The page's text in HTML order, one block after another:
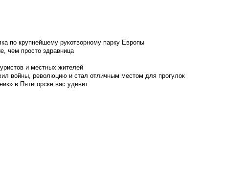
по крупнейшему рукотворному парку Европы
чем просто здравница
и местных жителей
войны, революцию и стал отличным местом для прогулок
в Пятигорске вас удивит